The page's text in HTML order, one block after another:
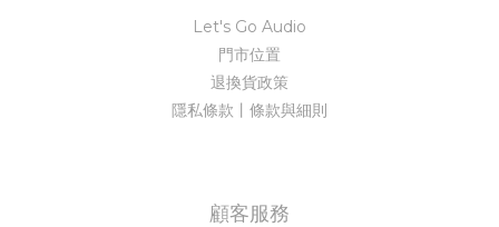
Let's Go Audio
門市位置
退換貨政策
隱私條款丨條款與細則
顧客服務